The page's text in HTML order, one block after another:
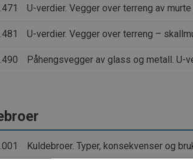
U-verdier. Vegger over terreng av
U-verdier. Vegger over terreng –
Påhengsvegger av glass og metall. U-
Kuldebroer. Typer, konsekvenser og